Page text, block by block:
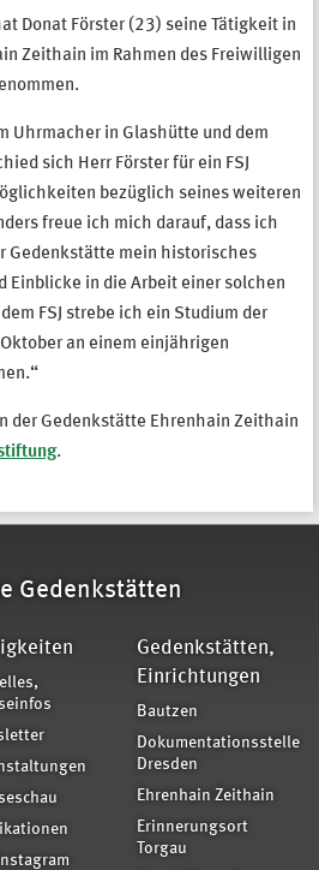
Donat Förster (23) seine Tätigkeit in
Zeithain im Rahmen des Freiwilligen
Uhrmacher in Glashütte und dem
sich Herr Förster für ein FSJ
bezüglich seines weiteren
freue ich mich darauf, dass ich
Gedenkstätte mein historisches
Einblicke in die Arbeit einer solchen
FSJ strebe ich ein Studium der
an einem einjährigen
der Gedenkstätte Ehrenhain Zeithain
.
Gedenkstätten
Instagram
Gedenkstätten,
Einrichtungen
Bautzen
Dokumentationsstelle
Dresden
Ehrenhain Zeithain
Erinnerungsort
Torgau